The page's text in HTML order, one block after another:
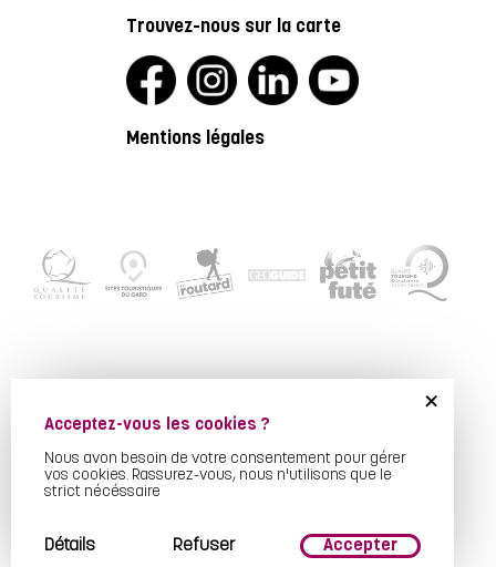
Trouvez-nous sur la carte
Mentions légales
+
Acceptez-vous les cookies ?
Nous avon besoin de votre consentement pour gérer
vos cookies. Rassurez-vous, nous n'utilisons que le
strict nécéssaire
Détails Refuser Accepter